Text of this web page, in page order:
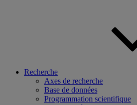
Recherche
Axes de recherche
Base de données
Programmation scientifique